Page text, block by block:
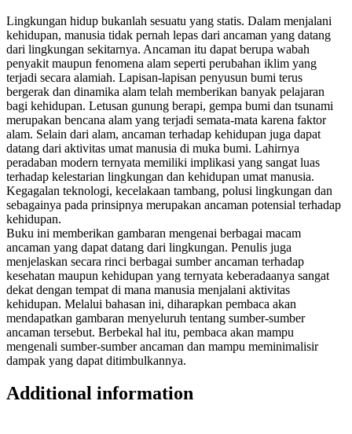
Global
yang
Mengancam
Kehidupan
quantity
Lingkungan hidup bukanlah sesuatu yang statis. Dalam menjalani
kehidupan, manusia tidak pernah lepas dari ancaman yang datang
dari lingkungan sekitarnya. Ancaman itu dapat berupa wabah
penyakit maupun fenomena alam seperti perubahan iklim yang
terjadi secara alamiah. Lapisan-lapisan penyusun bumi terus
bergerak dan dinamika alam telah memberikan banyak pelajaran
bagi kehidupan. Letusan gunung berapi, gempa bumi dan tsunami
merupakan bencana alam yang terjadi semata-mata karena faktor
alam. Selain dari alam, ancaman terhadap kehidupan juga dapat
datang dari aktivitas umat manusia di muka bumi. Lahirnya
peradaban modern ternyata memiliki implikasi yang sangat luas
terhadap kelestarian lingkungan dan kehidupan umat manusia.
Kegagalan teknologi, kecelakaan tambang, polusi lingkungan dan
sebagainya pada prinsipnya merupakan ancaman potensial terhadap
kehidupan.
Buku ini memberikan gambaran mengenai berbagai macam
ancaman yang dapat datang dari lingkungan. Penulis juga
menjelaskan secara rinci berbagai sumber ancaman terhadap
kesehatan maupun kehidupan yang ternyata keberadaanya sangat
dekat dengan tempat di mana manusia menjalani aktivitas
kehidupan. Melalui bahasan ini, diharapkan pembaca akan
mendapatkan gambaran menyeluruh tentang sumber-sumber
ancaman tersebut. Berbekal hal itu, pembaca akan mampu
mengenali sumber-sumber ancaman dan mampu meminimalisir
dampak yang dapat ditimbulkannya.
Additional information